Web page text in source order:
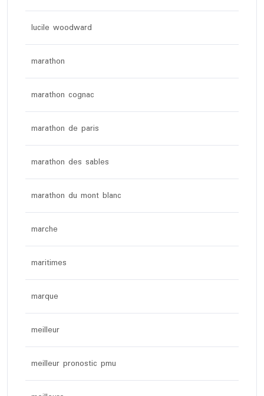
lucile woodward
marathon
marathon cognac
marathon de paris
marathon des sables
marathon du mont blanc
marche
maritimes
marque
meilleur
meilleur pronostic pmu